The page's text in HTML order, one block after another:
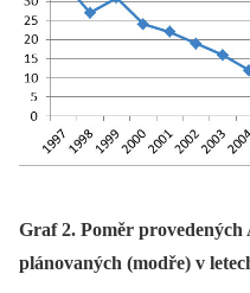
Graf 2. Poměr
plánovaných (modře) v